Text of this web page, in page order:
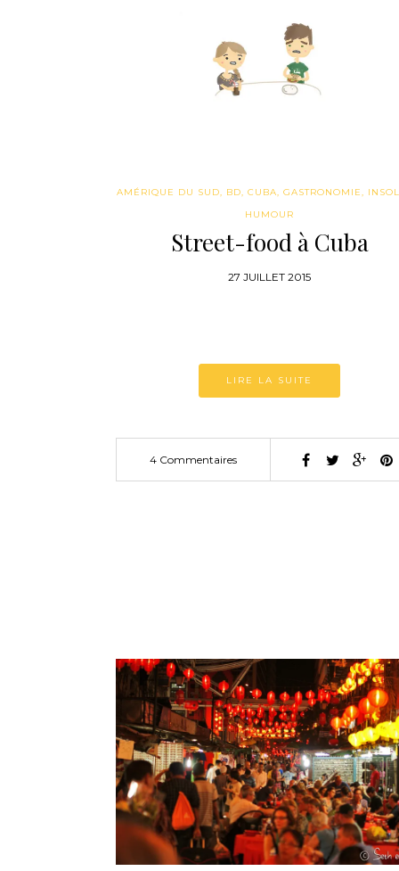
AMÉRIQUE DU SUD, BD, CUBA, GASTRONOMIE,
HUMOUR
Street-food à Cuba
27 JUILLET 2015
LIRE LA SUITE
4 Commentaires